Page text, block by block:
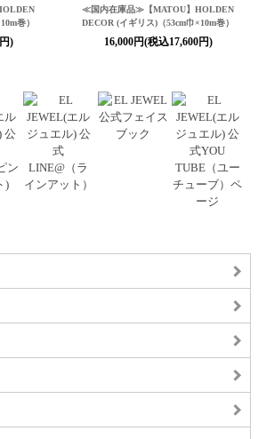
巻）
)
≪国内在庫品≫【MATOU】HOLDEN
DECOR (イギリス)（53cm巾×10m巻）
16,000円(税込17,600円)